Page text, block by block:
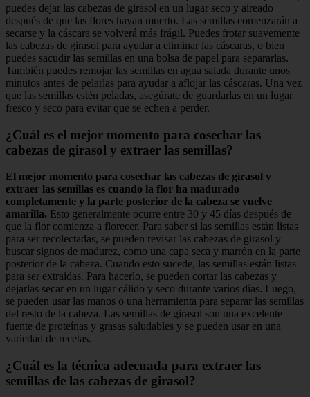
puedes dejar las cabezas de girasol en un lugar seco y aireado
después de que las flores hayan muerto. Las semillas comenzarán a
secarse y la cáscara se volverá más frágil. Puedes frotar suavemente
las cabezas de girasol para ayudar a eliminar las cáscaras, o bien
puedes sacudir las semillas en una bolsa de papel para separarlas.
También puedes remojar las semillas en agua salada durante unos
minutos antes de pelarlas para ayudar a aflojar las cáscaras. Una vez
que las semillas estén peladas, asegúrate de guardarlas en un lugar
fresco y seco para evitar que se echen a perder.
¿Cuál es el mejor momento para cosechar las
cabezas de girasol y extraer las semillas?
El mejor momento para cosechar las cabezas de girasol y
extraer las semillas es cuando la flor ha madurado
completamente y la parte posterior de la cabeza se vuelve
amarilla. Esto generalmente ocurre entre 30 y 45 días después de
que la flor comienza a florecer. Para saber si las semillas están listas
para ser recolectadas, se pueden revisar las cabezas de girasol y
buscar signos de madurez, como una capa seca y marrón en la parte
posterior de la cabeza. Cuando esto sucede, las semillas están listas
para ser extraídas. Para hacerlo, se pueden cortar las cabezas y
dejarlas secar en un lugar cálido y seco durante varios días. Luego,
se pueden usar las manos o una herramienta para separar las semillas
del resto de la cabeza. Las semillas de girasol son una excelente
fuente de proteínas y grasas saludables y se pueden usar en una
variedad de recetas.
¿Cuál es la técnica adecuada para extraer las
semillas de las cabezas de girasol?